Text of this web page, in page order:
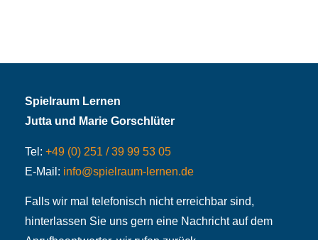
Spielraum Lernen
Jutta und Marie Gorschlüter
Tel: +49 (0) 251 / 39 99 53 05
E-Mail: info@spielraum-lernen.de
Falls wir mal telefonisch nicht erreichbar sind,
hinterlassen Sie uns gern eine Nachricht auf dem